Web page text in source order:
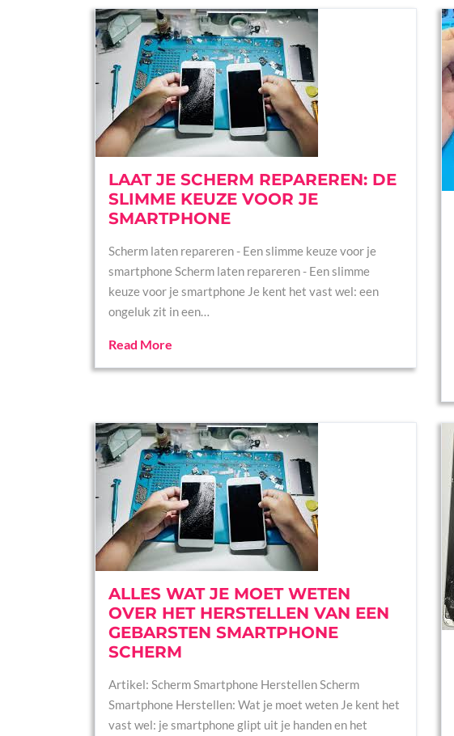
LAAT JE SCHERM REPAREREN: DE
SLIMME KEUZE VOOR JE
SMARTPHONE
Scherm laten repareren - Een slimme keuze voor je
smartphone Scherm laten repareren - Een slimme
keuze voor je smartphone Je kent het vast wel: een
ongeluk zit in een…
Read More
ALLES WAT JE MOET WETEN
OVER HET HERSTELLEN VAN EEN
GEBARSTEN SMARTPHONE
SCHERM
Artikel: Scherm Smartphone Herstellen Scherm
Smartphone Herstellen: Wat je moet weten Je kent het
vast wel: je smartphone glipt uit je handen en het